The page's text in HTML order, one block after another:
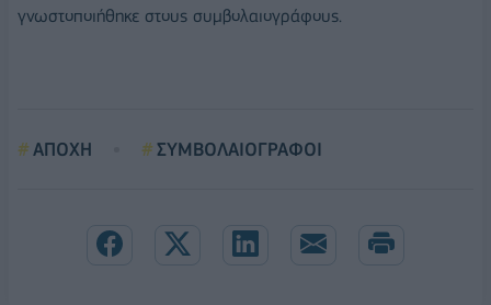
γνωστοποιήθηκε στους συμβολαιογράφους.
ΑΠΟΧΗ ΣΥΜΒΟΛΑΙΟΓΡΑΦΟΙ